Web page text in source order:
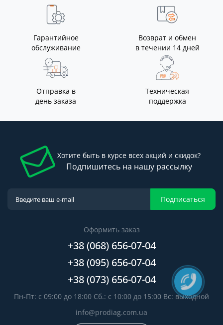
Гарантийное
обслуживание
Возврат и обмен
в течении 14 дней
Отправка в
день заказа
Техническая
поддержка
Хотите быть в курсе всех акций и скидок?
Подпишитесь на нашу рассылку
Подписаться
Оформить заказ
+38 (068) 656-07-04
+38 (095) 656-07-04
+38 (073) 656-07-04
Пн-Пт: с 09:00 до 18:00 Сб.: с 10:00 до 15:00 Вс: выходной
info@prodiag.com.ua